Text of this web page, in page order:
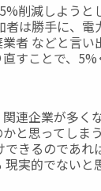
削減しようと
は勝手に、
者 などと言い
すことで、
連企業が多く
と思ってしま
きるのであ
実的でないと